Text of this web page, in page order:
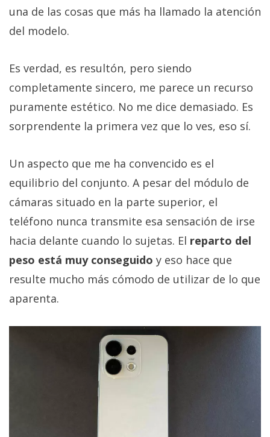
una de las cosas que más ha llamado la atención
del modelo.
Es verdad, es resultón, pero siendo
completamente sincero, me parece un recurso
puramente estético. No me dice demasiado. Es
sorprendente la primera vez que lo ves, eso sí.
Un aspecto que me ha convencido es el
equilibrio del conjunto. A pesar del módulo de
cámaras situado en la parte superior, el
teléfono nunca transmite esa sensación de irse
hacia delante cuando lo sujetas. El reparto del
peso está muy conseguido y eso hace que
resulte mucho más cómodo de utilizar de lo que
aparenta.